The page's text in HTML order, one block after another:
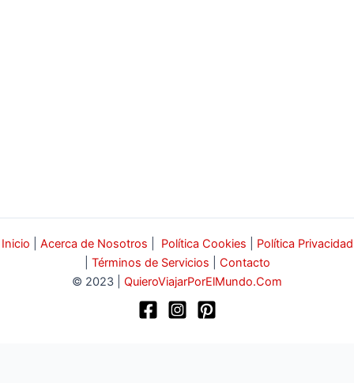
Inicio Acerca de Nosotros Política Cookies
Política Privacidad
Términos de Servicios
Contacto
© 2023 | QuieroViajarPorElMundo.Com